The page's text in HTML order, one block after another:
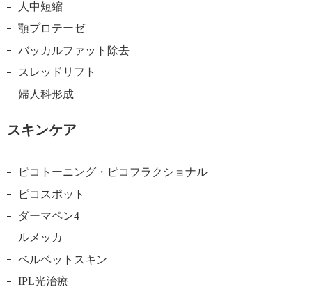
人中短縮
顎プロテーゼ
バッカルファット除去
スレッドリフト
婦人科形成
スキンケア
ピコトーニング・ピコフラクショナル
ピコスポット
ダーマペン4
ルメッカ
ベルベットスキン
IPL光治療